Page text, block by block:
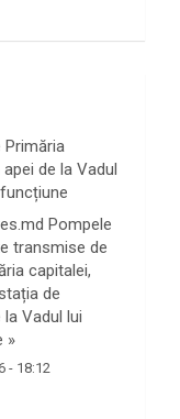
Primăria
de la Vadul
Pompele
transmise de
capitalei,
de
Vadul lui
»
- 18:12